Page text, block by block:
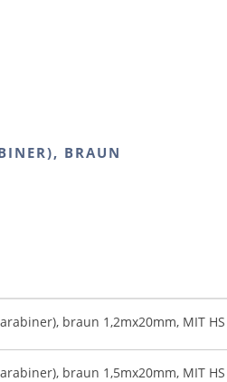
BRAUN
braun 1,2mx20mm, MIT HS
braun 1,5mx20mm, MIT HS